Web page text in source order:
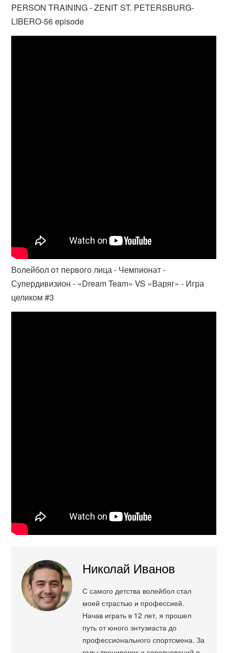
PERSON TRAINING - ZENIT ST. PETERSBURG-
LIBERO-56 episode
Волейбол от первого лица - Чемпионат -
Супердивизион - «Dream Team» VS «Варяг» - Игра
целиком #3
Николай Иванов
С самого детства волейбол стал
моей страстью и профессией.
Начав играть в 12 лет, я прошел
путь от юного энтузиаста до
профессионального спортсмена. За